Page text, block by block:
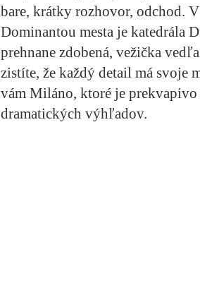
bare, krátky rozhovor, odchod.
Dominantou mesta je katedrála
prehnane zdobená, vežička
zistíte, že každý detail má svoje
vám Miláno, ktoré je
dramatických výhľadov.